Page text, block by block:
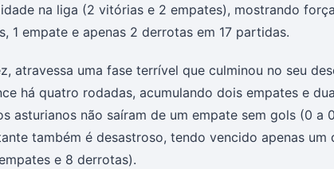
na liga (2 vitórias e 2 empates), mostrando
1 empate e apenas 2 derrotas em 17 partidas.
atravessa uma fase terrível que culminou no seu
há quatro rodadas, acumulando dois empates e
asturianos não saíram de um empate sem gols (0 a
também é desastroso, tendo vencido apenas um
e 8 derrotas).